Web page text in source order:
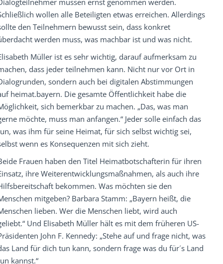
müssen ernst genommen werden.
wollen alle Beteiligten etwas erreichen. Allerdings
den Teilnehmern bewusst sein, dass konkret
werden muss, was machbar ist und was nicht.
Müller ist es sehr wichtig, darauf aufmerksam zu
dass jeder teilnehmen kann. Nicht nur vor Ort in
sondern auch bei digitalen Abstimmungen
heimat.bayern. Die gesamte Öffentlichkeit habe die
sich bemerkbar zu machen. „Das, was man
möchte, muss man anfangen.“ Jeder solle einfach das
was ihm für seine Heimat, für sich selbst wichtig sei,
wenn es Konsequenzen mit sich zieht.
Frauen haben den Titel Heimatbotschafterin für ihren
ihre Weiterentwicklungsmaßnahmen, als auch ihre
bekommen. Was möchten sie den
mitgeben? Barbara Stamm: „Bayern heißt, die
lieben. Wer die Menschen liebt, wird auch
Und Elisabeth Müller hält es mit dem früheren US-
John F. Kennedy: „Stehe auf und frage nicht, was
Land für dich tun kann, sondern frage was du für´s Land
kannst.“